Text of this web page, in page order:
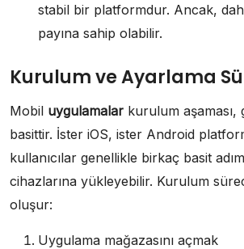
stabil bir platformdur. Ancak,
payına sahip olabilir.
Kurulum ve Ayarlama
Mobil uygulamalar kurulum
basittir. İster iOS, ister Android
kullanıcılar genellikle birkaç basit
cihazlarına yükleyebilir. Kurulum
oluşur:
Uygulama mağazasını açmak